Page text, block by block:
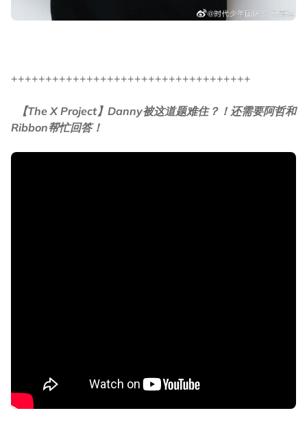
+++++++++++++++++++++++++++++++++++
【The X Project】Danny被这道题难住？！还需要阿哲和
Ribbon帮忙回答！